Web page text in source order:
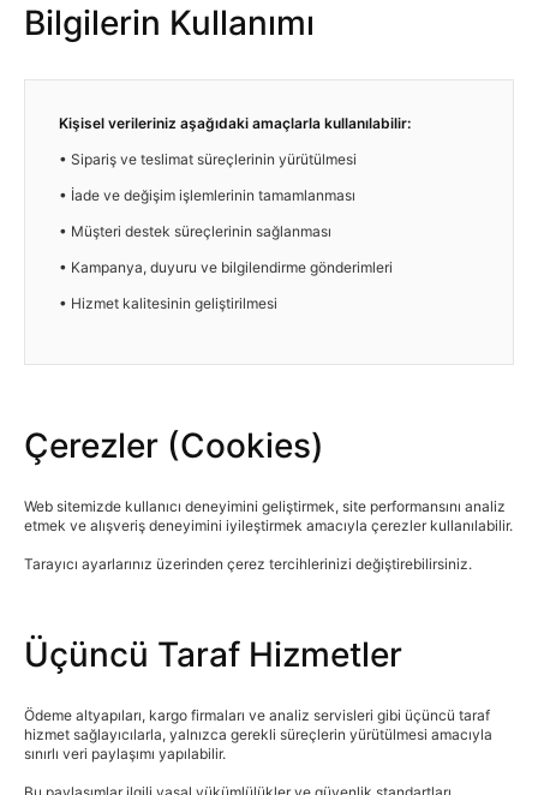
Bilgilerin Kullanımı
Kişisel verileriniz aşağıdaki amaçlarla kullanılabilir:
• Sipariş ve teslimat süreçlerinin yürütülmesi
• İade ve değişim işlemlerinin tamamlanması
• Müşteri destek süreçlerinin sağlanması
• Kampanya, duyuru ve bilgilendirme gönderimleri
• Hizmet kalitesinin geliştirilmesi
Çerezler (Cookies)
Web sitemizde kullanıcı deneyimini geliştirmek, site performansını analiz
etmek ve alışveriş deneyimini iyileştirmek amacıyla çerezler kullanılabilir.
Tarayıcı ayarlarınız üzerinden çerez tercihlerinizi değiştirebilirsiniz.
Üçüncü Taraf Hizmetler
Ödeme altyapıları, kargo firmaları ve analiz servisleri gibi üçüncü taraf
hizmet sağlayıcılarla, yalnızca gerekli süreçlerin yürütülmesi amacıyla
sınırlı veri paylaşımı yapılabilir.